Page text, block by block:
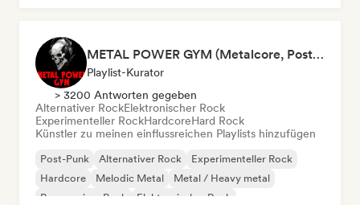
METAL POWER GYM (Metalcore, Post-Hardcore, Alt. Metal)
Playlist-Kurator
> 3200 Antworten gegeben
Alternativer RockElektronischer Rock
Experimenteller RockHardcoreHard Rock
Künstler zu meinen einflussreichen Playlists hinzufügen
Post-Punk Alternativer Rock
Experimenteller Rock
Hardcore
Melodic Metal
Metal / Heavy metal
Progressiver Rock
Elektronischer Rock